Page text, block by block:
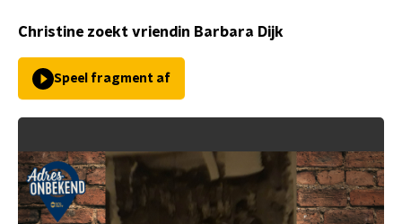
Christine zoekt vriendin Barbara Dijk
Speel fragment af